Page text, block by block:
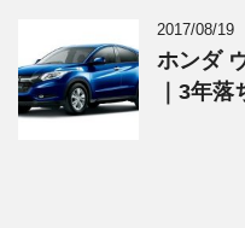
2017/08/19
ホンダ
｜3年